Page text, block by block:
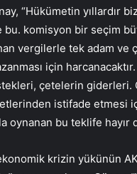
“Hükümetin yıllardır
bu. komisyon bir seçim
vergilerle tek adam ve
için
çetelerin giderleri.
istifade etmesi
oynanan bu teklife hayır
krizin yükünün